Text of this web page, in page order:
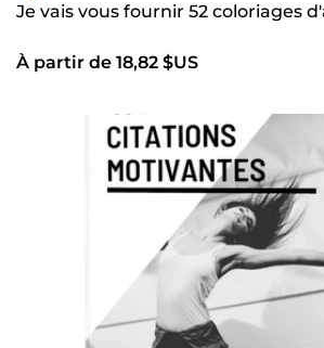
Je vais vous fournir 52 coloriages
À partir de 18,82 $US